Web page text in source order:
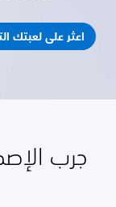
اعثر على لعبتك